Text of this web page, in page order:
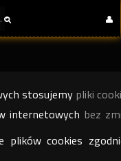
stosujemy pliki
internetowych bez
plików cookies